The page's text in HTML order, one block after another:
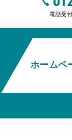
電話受
ホームペ